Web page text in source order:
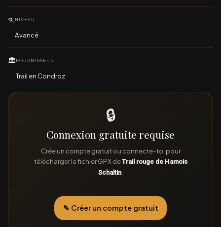
🏃 NIVEAU
Avancé
🏛FOURNISSEUR
Trail en Condroz
🔒
Connexion gratuite requise
Crée un compte gratuit ou connecte-toi pour
télécharger le fichier GPX deTrail rouge de Hamois
Schaltin
✎ Créer un compte gratuit